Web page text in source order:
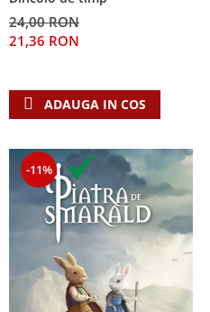
24,00 RON
21,36 RON
ADAUGA IN COS
-11%